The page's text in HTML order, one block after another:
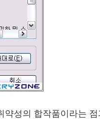
약성의 합작품이라는 점